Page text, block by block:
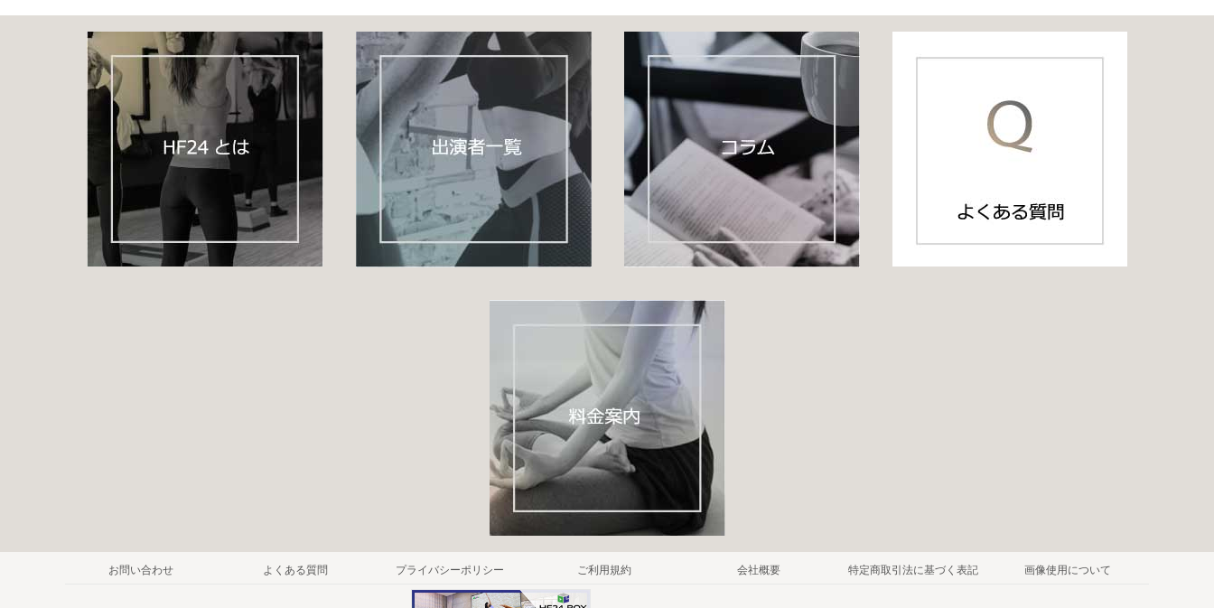
日常生活を安全に痛み無く過ごすことが出来るようになります。
まだまだ体力に余裕がある方は三宮インストラクターの下半身のトレーニングも行い
全身の筋バランスを更に上げて行きましょう!!
▼【STAAART提供】サーキットトレーニング
https://home-fitness24.jp/10595
お問い合わせ よくある質問 プライバシーポリシー ご利用規約 会社概要 特定商取引法に基づく表記 画像使用について